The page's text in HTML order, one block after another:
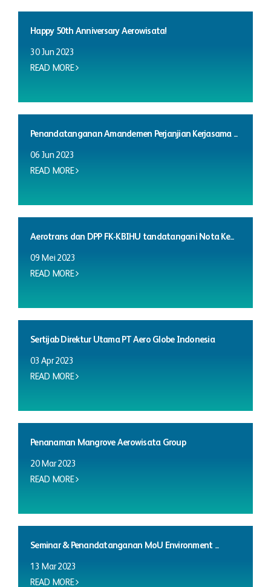
Happy 50th Anniversary Aerowisata!
30 Jun 2023
READ MORE
Penandatanganan Amandemen Perjanjian Kerjasama ...
06 Jun 2023
READ MORE
Aerotrans dan DPP FK-KBIHU tandatangani Nota Ke...
09 Mei 2023
READ MORE
Sertijab Direktur Utama PT Aero Globe Indonesia
03 Apr 2023
READ MORE
Penanaman Mangrove Aerowisata Group
20 Mar 2023
READ MORE
Seminar & Penandatanganan MoU Environment ...
13 Mar 2023
READ MORE